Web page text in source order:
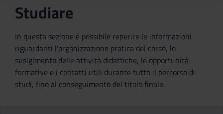
Studiare
In questa sezione è possibile reperire le informazioni
riguardanti l'organizzazione pratica del corso, lo
svolgimento delle attività didattiche, le opportunità
formative e i contatti utili durante tutto il percorso di
studi, fino al conseguimento del titolo finale.